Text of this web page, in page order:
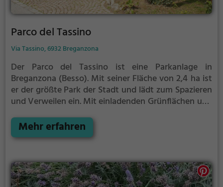
Parco del Tassino
Via Tassino, 6932 Breganzona
Der Parco del Tassino ist eine Parkanlage in
Breganzona (Besso). Mit seiner Fläche von 2,4 ha ist
er der größte Park der Stadt und lädt zum Spazieren
und Verweilen ein.Mit einladenden Grünflächen und
zahlreiche Möglichkeiten zur Entspannung.
Mehr erfahren